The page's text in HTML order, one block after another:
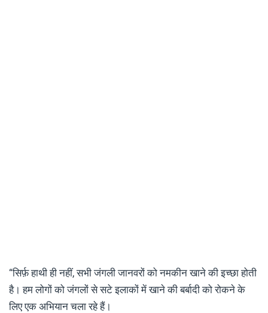
“सिर्फ़ हाथी ही नहीं, सभी जंगली जानवरों को नमकीन खाने की इच्छा होती
है। हम लोगों को जंगलों से सटे इलाकों में खाने की बर्बादी को रोकने के
लिए एक अभियान चला रहे हैं।